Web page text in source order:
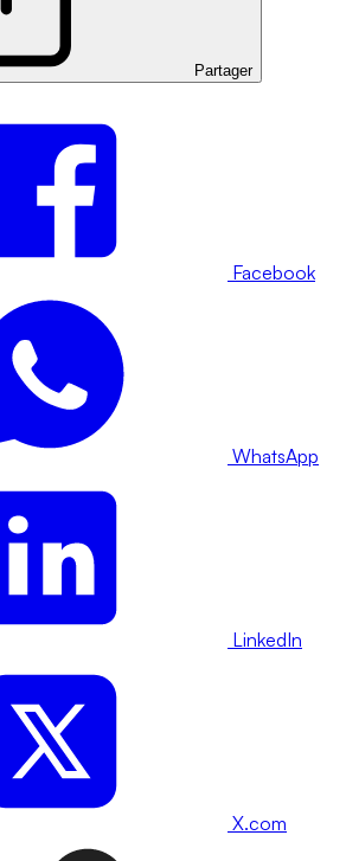
Partager
Facebook
WhatsApp
LinkedIn
X.com